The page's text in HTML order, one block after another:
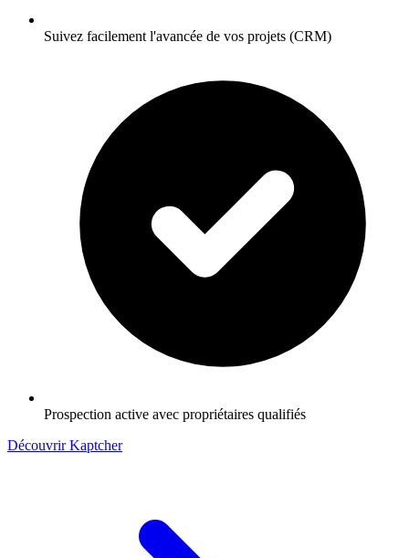
Suivez facilement l'avancée de vos projets (CRM)
Prospection active avec propriétaires qualifiés
Découvrir Kaptcher